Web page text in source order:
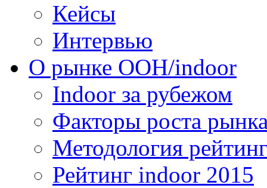
Кейсы
Интервью
О рынке OOH/indoor
Indoor за рубежом
Факторы роста
Методология
Рейтинг indoor 2015